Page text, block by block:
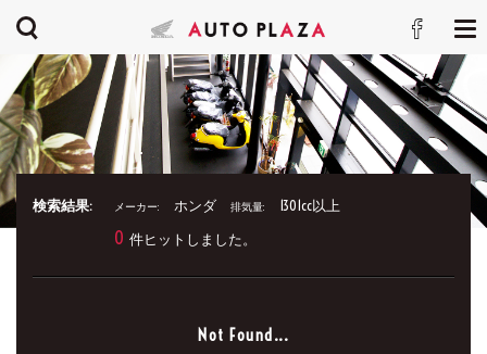
検索結果: メーカー: ホンダ 排気量: 1301cc以上
0 件ヒットしました。
Not Found...